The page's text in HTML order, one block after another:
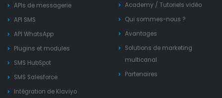
APIs de messagerie
API SMS
API WhatsApp
Plugins et modules
SMS HubSpot
SMS Salesforce
Intégration de Klaviyo
Academy / Tutoriels vidéo
Qui sommes-nous ?
Avantages
Solutions de marketing
multicanal
Partenaires